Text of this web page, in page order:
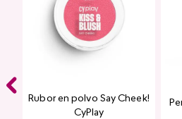
Rubor en polvo Say Cheek!
CyPlay